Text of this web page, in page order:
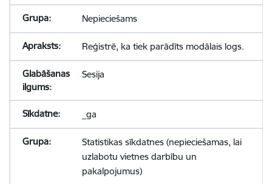
Nepieciešams
Reģistrē, ka tiek parādīts modālais logs.
Sesija
_ga
Statistikas sīkdatnes (nepieciešamas, lai
uzlabotu vietnes darbību un
pakalpojumus)